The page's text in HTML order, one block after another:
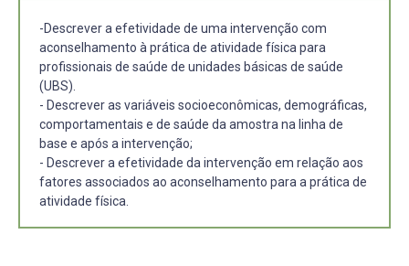
-Descrever a efetividade de uma intervenção com
aconselhamento à prática de atividade física para
profissionais de saúde de unidades básicas de saúde
(UBS).
- Descrever as variáveis socioeconômicas, demográficas,
comportamentais e de saúde da amostra na linha de
base e após a intervenção;
- Descrever a efetividade da intervenção em relação aos
fatores associados ao aconselhamento para a prática de
atividade física.